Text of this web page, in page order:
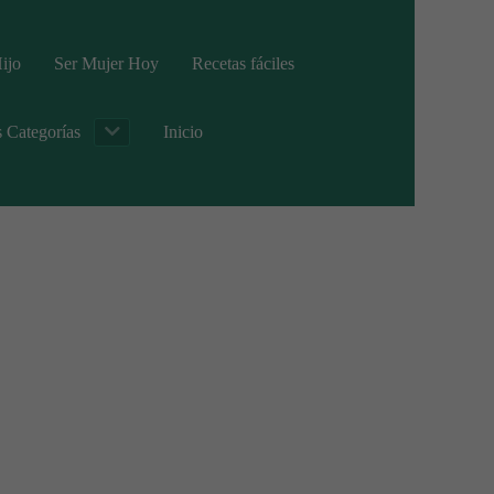
Ser Mujer Hoy Recetas fáciles
Categorías Inicio